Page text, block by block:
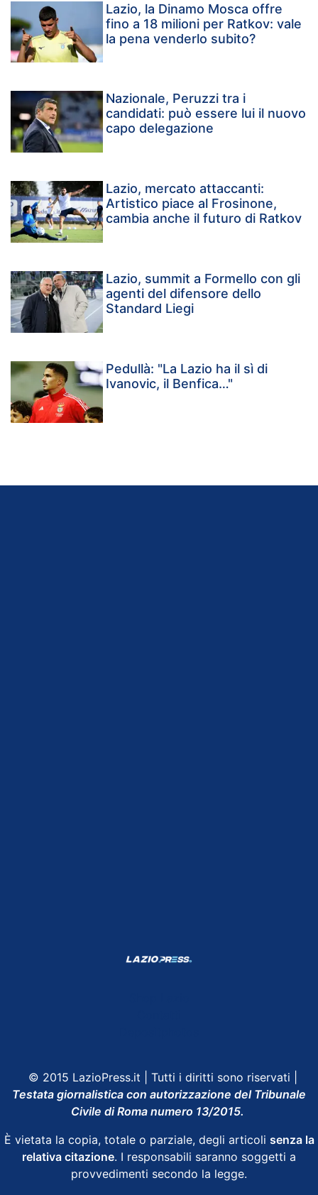
Lazio, la Dinamo Mosca offre
fino a 18 milioni per Ratkov: vale
la pena venderlo subito?
Nazionale, Peruzzi tra i
candidati: può essere lui il nuovo
capo delegazione
Lazio, mercato attaccanti:
Artistico piace al Frosinone,
cambia anche il futuro di Ratkov
Lazio, summit a Formello con gli
agenti del difensore dello
Standard Liegi
Pedullà: "La Lazio ha il sì di
Ivanovic, il Benfica…"
© 2015 LazioPress.it | Tutti i diritti sono riservati |
Testata giornalistica con autorizzazione del Tribunale
Civile di Roma numero 13/2015.
È vietata la copia, totale o parziale, degli articoli senza la
relativa citazione. I responsabili saranno soggetti a
provvedimenti secondo la legge.